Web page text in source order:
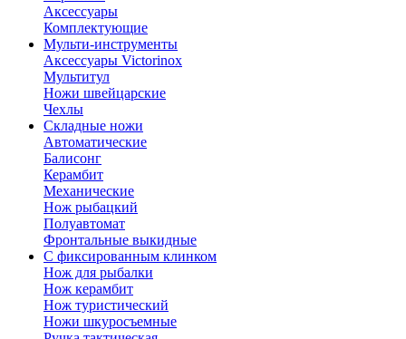
Аксессуары
Комплектующие
Мульти-инструменты
Аксессуары Victorinox
Мультитул
Ножи швейцарские
Чехлы
Складные ножи
Автоматические
Балисонг
Керамбит
Механические
Нож рыбацкий
Полуавтомат
Фронтальные выкидные
С фиксированным клинком
Нож для рыбалки
Нож керамбит
Нож туристический
Ножи шкуросъемные